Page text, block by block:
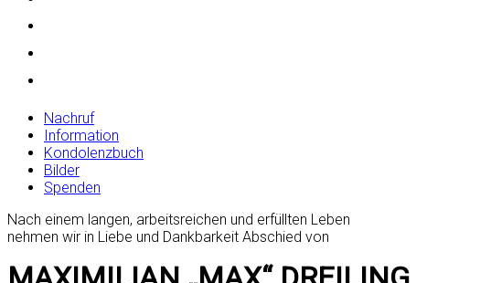
Nachruf
Information
Kondolenzbuch
Bilder
Spenden
Nach einem langen, arbeitsreichen und erfüllten Leben
nehmen wir in Liebe und Dankbarkeit Abschied von